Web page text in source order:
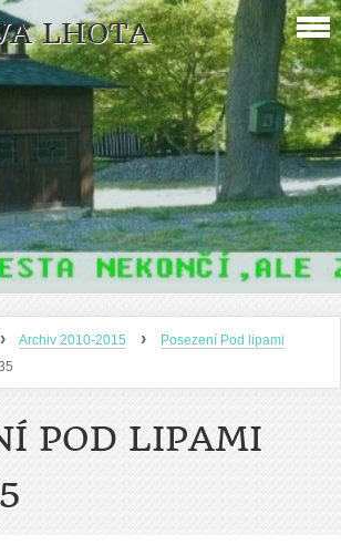
LHOTA
› Archiv 2010-2015 ›
Posezení Pod lipami
POD LIPAMI